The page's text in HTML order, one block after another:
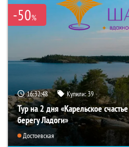
-50%
16:32:46 Купили:39
Тур на 2 дня «Карельское
берегу Ладоги»
Достоевская